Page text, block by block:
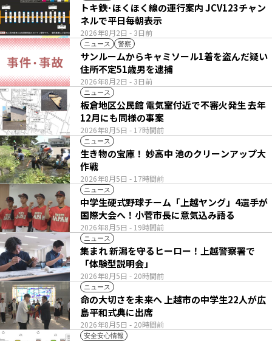
2026年8月2日 - 3日前
トキ鉄･ほくほく線の運行案内 JCV123チャン
ネルで平日毎朝表示
ニュース 警察
2026年8月2日 - 3日前
サンルームからキャミソール1着を盗んだ疑い
住所不定51歳男を逮捕
ニュース
2026年8月5日 - 17時間前
板倉地区公民館 電気室付近で不審火発生 去年
12月にも同様の事案
ニュース
2026年8月5日 - 17時間前
生き物の宝庫！ 妙高中 池のクリーンアップ大
作戦
ニュース
2026年8月5日 - 19時間前
中学生硬式野球チーム「上越ヤング」4選手が
国際大会へ！小菅市長に意気込み語る
ニュース
2026年8月5日 - 20時間前
集まれ 新潟を守るヒーロー！上越警察署で
「体験型説明会」
ニュース
2026年8月5日 - 20時間前
命の大切さを未来へ 上越市の中学生22人が広
島平和式典に出席
安全安心情報